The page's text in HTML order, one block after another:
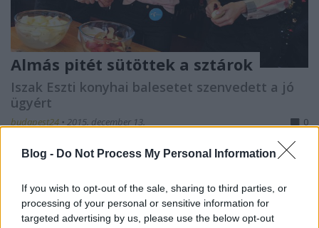
Blog - Do Not Process My Personal Information
If you wish to opt-out of the sale, sharing to third parties, or
processing of your personal or sensitive information for
targeted advertising by us, please use the below opt-out
Almás pitét sütöttek a sztárok
Iszak Eszti konyhai balesetet szenvedett a jó
ügyért
budapest24 • 2015. december 13. 0
Ízletes almás pitét sütöttek hazánk sztárjai! Ada,
gondoskodással készítette a finom ...